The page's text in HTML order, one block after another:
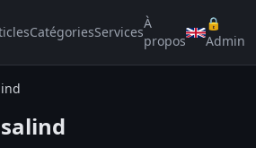
CatégoriesServices
À
propos
🔒
Admin